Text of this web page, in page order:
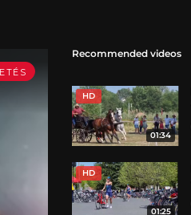
Recommended videos
HD
01:34
HD
01:25